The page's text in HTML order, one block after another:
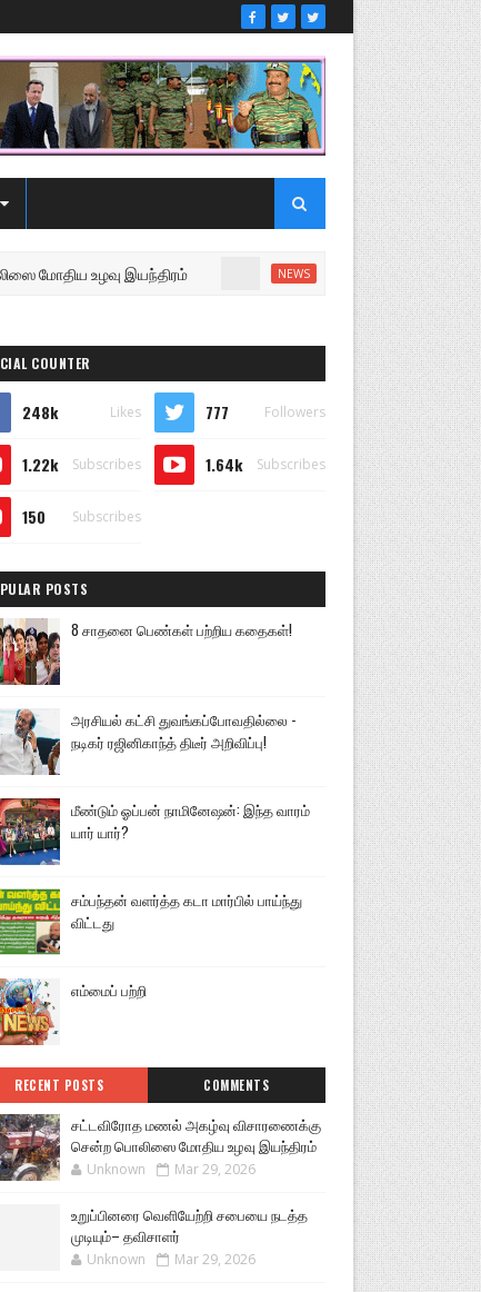
உழவு இயந்திரம் உறுப்பினரை வெளியேற்றி
COUNTER
248k Likes 777 Followers
1.22k Subscribes 1.64k Subscribes
150 Subscribes
POSTS
8 சாதனை பெண்கள் பற்றிய கதைகள்!
அரசியல் கட்சி துவங்கப்போவதில்லை -
நடிகர் ரஜினிகாந்த் திடீர் அறிவிப்பு!
மீண்டும் ஓப்பன் நாமினேஷன்: இந்த வாரம்
யார் யார்?
சம்பந்தன் வளர்த்த கடா மார்பில் பாய்ந்து
விட்டது
எம்மைப் பற்றி
RECENT POSTS COMMENTS
சட்டவிரோத மணல் அகழ்வு விசாரணைக்கு
சென்ற பொலிஸை மோதிய உழவு இயந்திரம்
Unknown Mar 29, 2026
உறுப்பினரை வெளியேற்றி சபையை நடத்த
முடியும்– தவிசாளர்
Unknown Mar 29, 2026